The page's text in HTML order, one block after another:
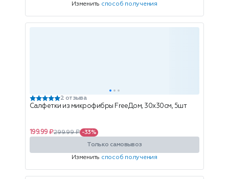
Изменить способ получения
2 отзыва
Салфетки из микрофибры FreeДом, 30х30см, 5шт
199.99 ₽299.99 ₽ -33%
Только самовывоз
Изменить способ получения